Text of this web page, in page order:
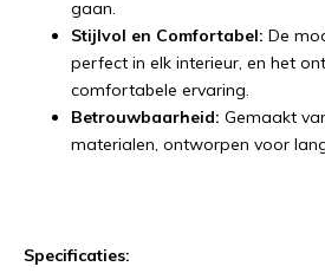
gaan.
Stijlvol en Comfortabel: De
perfect in elk interieur, en het
comfortabele ervaring.
Betrouwbaarheid: Gemaakt
materialen, ontworpen voor
Specificaties: